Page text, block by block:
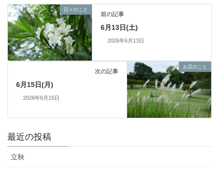
日々のこと
前の記事
6月13日(土)
2026年6月13日
お店のこと
次の記事
6月15日(月)
2026年6月15日
最近の投稿
立秋